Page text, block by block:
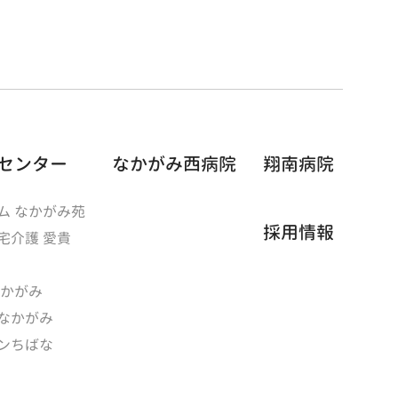
ンター
なかがみ苑
介護 愛貴
がみ
かがみ
ちばな
なかがみ西病院 翔南病院
採用情報